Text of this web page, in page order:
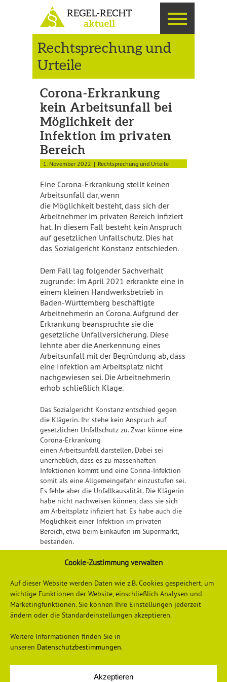
Cookie-Zustimmung verwalten
Auf dieser Website werden Daten wie z.B. Cookies gespeichert, um
wichtige Funktionen der Website, einschließlich Analysen und
Marketingfunktionen. Sie können Ihre Einstellungen jederzeit
ändern oder die Standardeinstellungen akzeptieren.
Weitere Informationen finden Sie in
unseren Datenschutzbestimmungen.
Akzeptieren
Rechtsprechung und
Urteile
Corona-Erkrankung
kein Arbeitsunfall bei
Möglichkeit der
Infektion im privaten
Bereich
1. November 2022 Rechtsprechung und Urteile
Eine Corona-Erkrankung stellt keinen
Arbeitsunfall dar, wenn
die Möglichkeit besteht, dass sich der
Arbeitnehmer im privaten Bereich infiziert
hat. In diesem Fall besteht kein Anspruch
auf gesetzlichen Unfallschutz. Dies hat
das Sozialgericht Konstanz entschieden.
Dem Fall lag folgender Sachverhalt
zugrunde: Im April 2021 erkrankte eine in
einem kleinen Handwerksbetrieb in
Baden-Württemberg beschäftigte
Arbeitnehmerin an Corona. Aufgrund der
Erkrankung beanspruchte sie die
gesetzliche Unfallversicherung. Diese
lehnte aber die Anerkennung eines
Arbeitsunfall mit der Begründung ab, dass
eine Infektion am Arbeitsplatz nicht
nachgewiesen sei. Die Arbeitnehmerin
erhob schließlich Klage.
Das Sozialgericht Konstanz entschied gegen
die Klägerin. Ihr stehe kein Anspruch auf
gesetzlichen Unfallschutz zu. Zwar könne eine
Corona-Erkrankung
einen Arbeitsunfall darstellen. Dabei sei
unerheblich, dass es zu massenhaften
Infektionen kommt und eine Corina-Infektion
somit als eine Allgemeingefahr einzustufen sei.
Es fehle aber die Unfallkausalität. Die Klägerin
habe nicht nachweisen können, dass sie sich
am Arbeitsplatz infiziert hat. Es habe auch die
Möglichkeit einer Infektion im privaten
Bereich,etwa beim Einkaufen im Supermarkt,
bestanden.
Sozialgericht Konstanz,Urteil vom16.09.2022
Datenschutzerklärung Impressum